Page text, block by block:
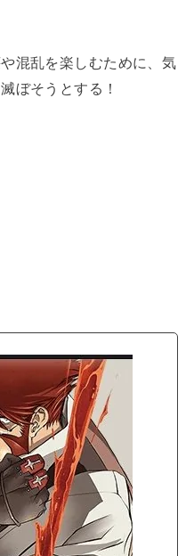
混乱を楽しむために、気
ぼそうとする！